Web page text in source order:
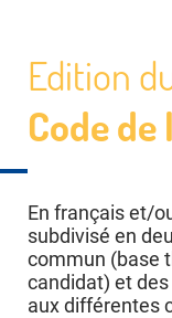
Edition
Code
En français et/
subdivisé en
commun (base
candidat) et
aux différentes